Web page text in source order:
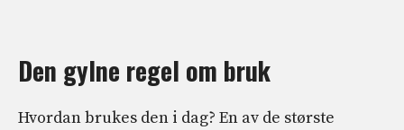
Den gylne regel om bruk
Hvordan brukes den i dag? En av de største